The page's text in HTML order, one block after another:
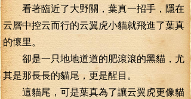
看著臨近了大野關，葉真一招手，隱在
云層中控云而行的云翼虎小貓就飛進了葉真
的懷里。
卻是一只地地道道的肥滾滾的黑貓，尤
其是那長長的貓尾，更是醒目。
這貓尾，可是葉真為了讓云翼虎更像貓